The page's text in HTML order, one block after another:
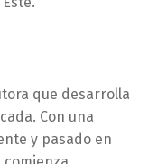
que desarrolla
Con una
y pasado en